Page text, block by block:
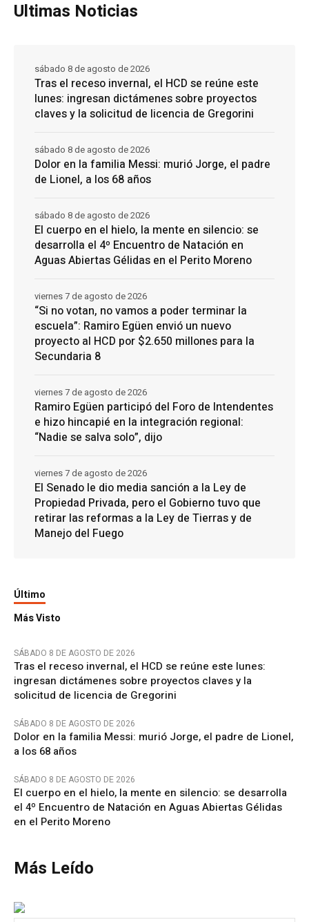
Ultimas Noticias
Tras el receso invernal, el HCD se reúne este
lunes: ingresan dictámenes sobre proyectos
claves y la solicitud de licencia de Gregorini
sábado 8 de agosto de 2026
Dolor en la familia Messi: murió Jorge, el padre
de Lionel, a los 68 años
sábado 8 de agosto de 2026
El cuerpo en el hielo, la mente en silencio: se
desarrolla el 4º Encuentro de Natación en
Aguas Abiertas Gélidas en el Perito Moreno
sábado 8 de agosto de 2026
“Si no votan, no vamos a poder terminar la
escuela”: Ramiro Egüen envió un nuevo
proyecto al HCD por $2.650 millones para la
Secundaria 8
viernes 7 de agosto de 2026
Ramiro Egüen participó del Foro de Intendentes
e hizo hincapié en la integración regional:
“Nadie se salva solo”, dijo
viernes 7 de agosto de 2026
El Senado le dio media sanción a la Ley de
Propiedad Privada, pero el Gobierno tuvo que
retirar las reformas a la Ley de Tierras y de
Manejo del Fuego
viernes 7 de agosto de 2026
Último
Más Visto
SÁBADO 8 DE AGOSTO DE 2026
Tras el receso invernal, el HCD se reúne este lunes:
ingresan dictámenes sobre proyectos claves y la
solicitud de licencia de Gregorini
SÁBADO 8 DE AGOSTO DE 2026
Dolor en la familia Messi: murió Jorge, el padre de Lionel,
a los 68 años
SÁBADO 8 DE AGOSTO DE 2026
El cuerpo en el hielo, la mente en silencio: se desarrolla
el 4º Encuentro de Natación en Aguas Abiertas Gélidas
en el Perito Moreno
Más Leído